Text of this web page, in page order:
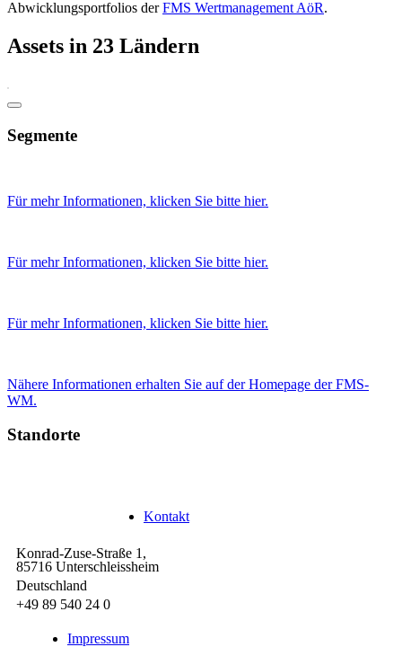
Abwicklungsportfolios derFMS Wertmanagement AöR.
Assets in 23 Ländern
Segmente
Für mehr Informationen, klicken Sie bitte hier.
Für mehr Informationen, klicken Sie bitte hier.
Für mehr Informationen, klicken Sie bitte hier.
Nähere Informationen erhalten Sie auf der Homepage der FMS-
WM.
Standorte
Konrad-Zuse-Straße 1,
85716 Unterschleissheim
Deutschland
+49 89 540 24 0
Kontakt
Impressum